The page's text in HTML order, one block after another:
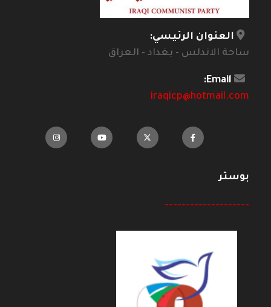
العنوان الرئيسي:
ساحة الاندلس - بغداد - العراق
Email:
iraqicp@hotmail.com
بوستر
--------------------